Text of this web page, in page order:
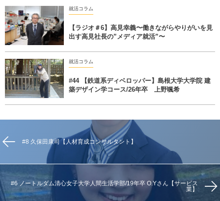
就活コラム
【ラジオ＃6】高見幸義〜働きながらやりがいを見
出す高見社長の”メディア就活”〜
就活コラム
#44 【鉄道系ディベロッパー】島根大学大学院 建
築デザイン学コース/26年卒 上野颯希
#8 久保田康司【人材育成コンサルタント】
#6 ノートルダム清心女子大学人間生活学部/19年卒 O.Yさん【サービス
業】